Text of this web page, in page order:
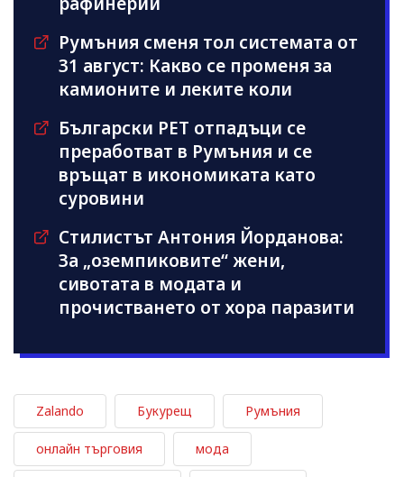
Румъния сменя тол системата от
31 август: Какво се променя за
камионите и леките коли
Български PET отпадъци се
преработват в Румъния и се
връщат в икономиката като
суровини
Стилистът Антония Йорданова:
За „оземпиковите“ жени,
сивотата в модата и
прочистването от хора паразити
Zalando Букурещ Румъния
онлайн търговия мода